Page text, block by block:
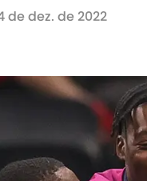
de dez. de 2022